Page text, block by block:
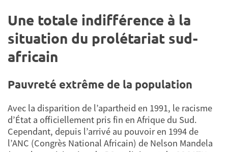
Une totale indifférence à la
situation du prolétariat sud-
africain
Pauvreté extrême de la population
Avec la disparition de l’apartheid en 1991, le racisme
d’État a officiellement pris fin en Afrique du Sud.
Cependant, depuis l’arrivé au pouvoir en 1994 de
l’ANC (Congrès National Africain) de Nelson Mandela